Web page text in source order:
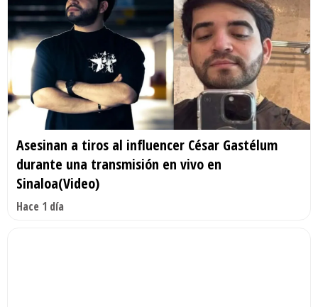
Asesinan a tiros al influencer César Gastélum
durante una transmisión en vivo en
Sinaloa(Video)
Hace 1 día